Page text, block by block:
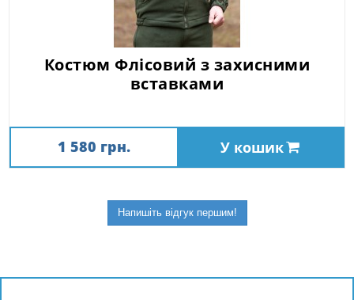
Костюм Флісовий з захисними
вставками
1 580 грн. У кошик
Напишіть відгук першим!